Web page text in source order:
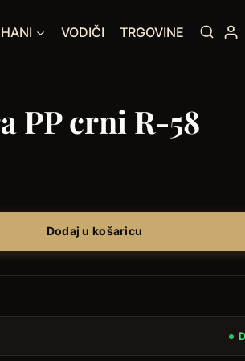
VODIČI TRGOVINE
PP crni R-58
Dodaj u košaricu